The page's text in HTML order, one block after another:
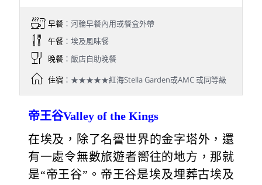
早餐：河輪早餐內用或餐盒外帶
午餐：埃及風味餐
晚餐：飯店自助晚餐
住宿：★★★★★紅海Stella Garden或AMC 或同等級
帝王谷Valley of the Kings
在埃及，除了名譽世界的金字塔外，還
有一處令無數旅遊者嚮往的地方，那就
是“帝王谷”。帝王谷是埃及埋葬古埃及